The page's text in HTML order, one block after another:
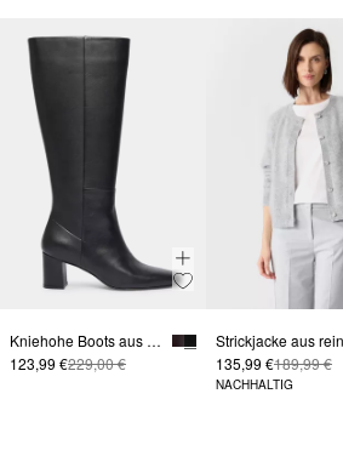
Kniehohe Boots aus glattem Rindsleder
123,99 €229,00 €
135,99 €189,99 €
NACHHALTIG